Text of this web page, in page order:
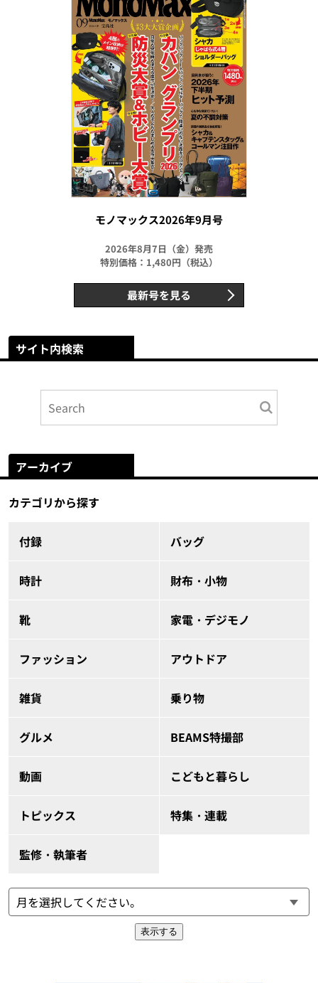
モノマックス2026年9月号
2026年8月7日（金）発売
特別価格：1,480円（税込）
最新号を見る
サイト内検索
アーカイブ
カテゴリから探す
付録 バッグ
時計 財布・小物
靴 家電・デジモノ
ファッション アウトドア
雑貨 乗り物
グルメ BEAMS特撮部
動画 こどもと暮らし
トピックス 特集・連載
監修・執筆者
表示する